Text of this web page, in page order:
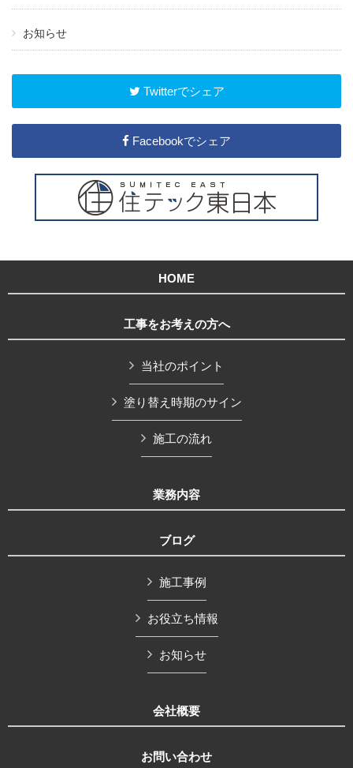
お知らせ
Twitterでシェア
Facebookでシェア
HOME
工事をお考えの方へ
当社のポイント
塗り替え時期のサイン
施工の流れ
業務内容
ブログ
施工事例
お役立ち情報
お知らせ
会社概要
お問い合わせ